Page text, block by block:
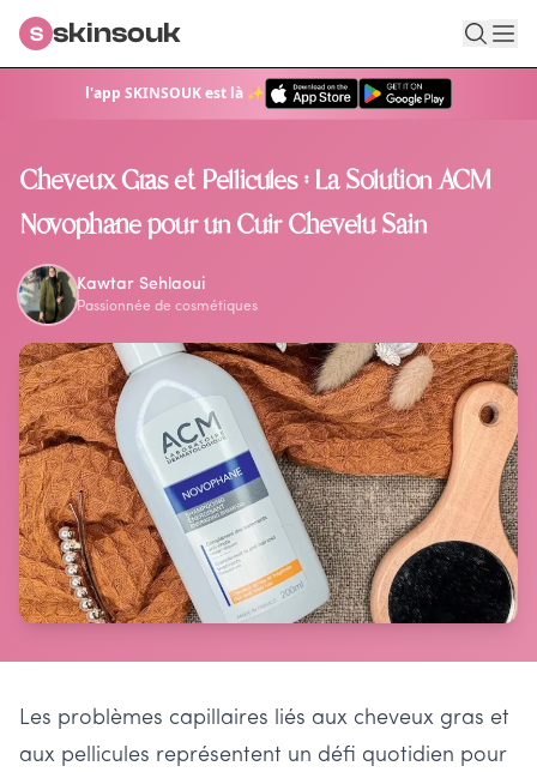
l'app SKINSOUK est là ✨
S skinsouk
Retour au blog
Cheveux Gras et Pellicules : La Solution ACM
Novophane pour un Cuir Chevelu Sain
Kawtar Sehlaoui
Passionnée de cosmétiques
Les problèmes capillaires liés aux cheveux gras et
aux pellicules représentent un défi quotidien pour